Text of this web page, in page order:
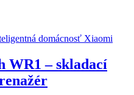
domácnosť Xiaomi
WR1 – skladací